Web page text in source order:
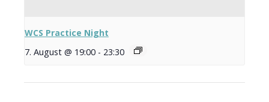
WCS Practice Night
7. August @ 19:00 - 23:30